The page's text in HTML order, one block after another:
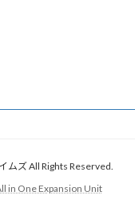
ムズ All Rights Reserved.
in One Expansion Unit